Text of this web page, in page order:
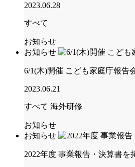
2023.06.28
すべて
お知らせ
お知らせ
6/1(木)開催 こども家庭庁報告
2023.06.21
すべて 海外研修
お知らせ
お知らせ
2022年度 事業報告・決算書を